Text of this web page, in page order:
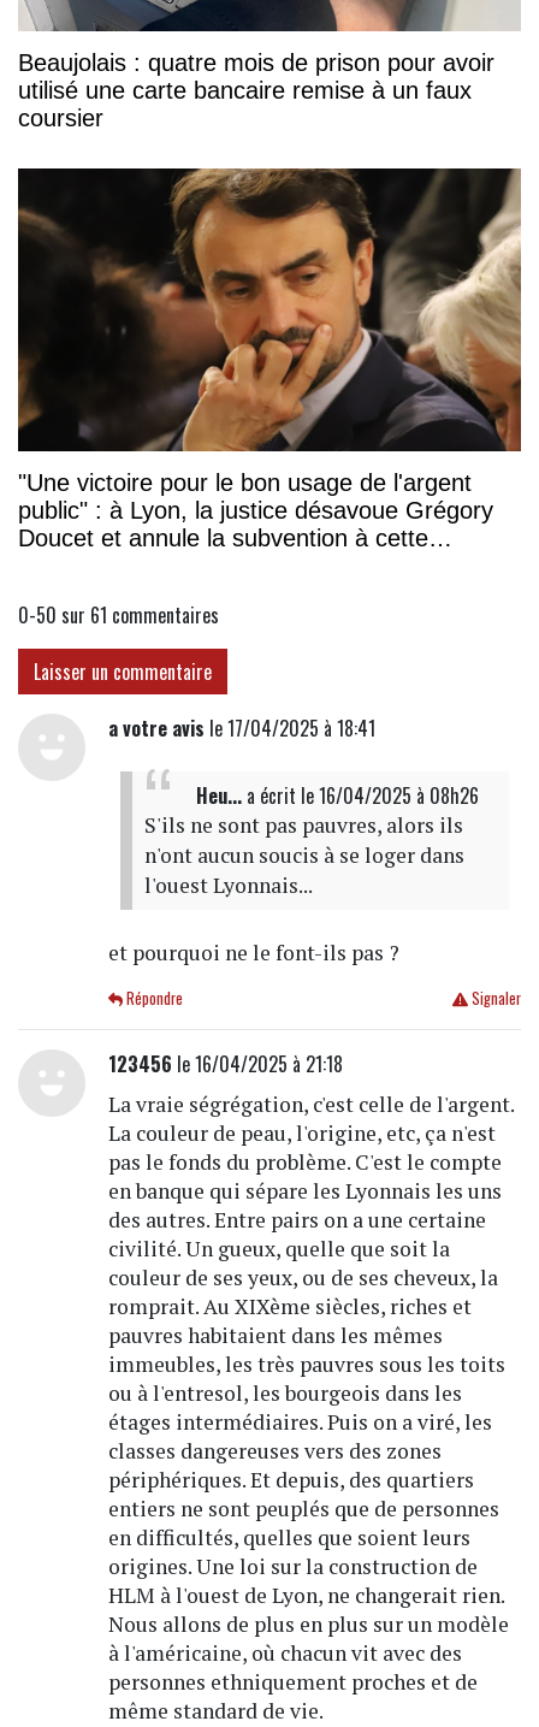
Beaujolais : quatre mois de prison pour avoir
utilisé une carte bancaire remise à un faux
coursier
"Une victoire pour le bon usage de l'argent
public" : à Lyon, la justice désavoue Grégory
Doucet et annule la subvention à cette
0-50 sur 61 commentaires
Laisser un commentaire
a votre avis le 17/04/2025 à 18:41
Heu...a écrit le 16/04/2025 à 08h26
S'ils ne sont pas pauvres, alors ils
n'ont aucun soucis à se loger dans
l'ouest Lyonnais...
et pourquoi ne le font-ils pas ?
Signaler
Répondre
123456 le 16/04/2025 à 21:18
La vraie ségrégation, c'est celle de l'argent.
La couleur de peau, l'origine, etc, ça n'est
pas le fonds du problème. C'est le compte
en banque qui sépare les Lyonnais les uns
des autres. Entre pairs on a une certaine
civilité. Un gueux, quelle que soit la
couleur de ses yeux, ou de ses cheveux, la
romprait. Au XIXème siècles, riches et
pauvres habitaient dans les mêmes
immeubles, les très pauvres sous les toits
ou à l'entresol, les bourgeois dans les
étages intermédiaires. Puis on a viré, les
classes dangereuses vers des zones
périphériques. Et depuis, des quartiers
entiers ne sont peuplés que de personnes
en difficultés, quelles que soient leurs
origines. Une loi sur la construction de
HLM à l'ouest de Lyon, ne changerait rien.
Nous allons de plus en plus sur un modèle
à l'américaine, où chacun vit avec des
personnes ethniquement proches et de
même standard de vie.